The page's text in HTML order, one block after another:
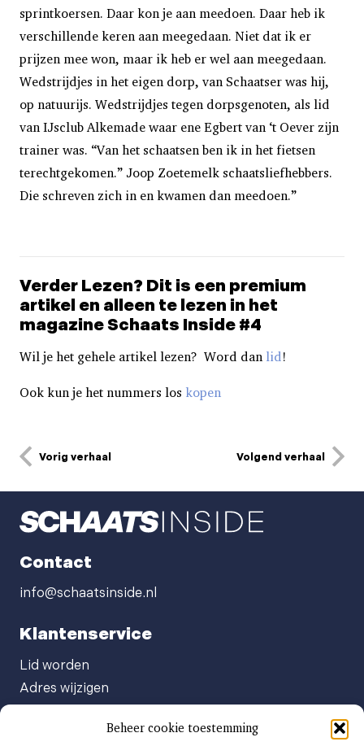
Beheer cookie toestemming
sprintkoersen. Daar kon je aan meedoen. Daar heb ik
verschillende keren aan meegedaan. Niet dat ik er
prijzen mee won, maar ik heb er wel aan meegedaan.
Wedstrijdjes in het eigen dorp, van Schaatser was hij,
op natuurijs. Wedstrijdjes tegen dorpsgenoten, als lid
van IJsclub Alkemade waar ene Egbert van ‘t Oever zijn
trainer was. “Van het schaatsen ben ik in het fietsen
terechtgekomen.” Joop Zoetemelk schaatsliefhebbers.
Die schreven zich in en kwamen dan meedoen.”
Verder Lezen? Dit is een premium
artikel en alleen te lezen in het
magazine Schaats Inside #4
Wil je het gehele artikel lezen? Word dan lid !
Ook kun je het nummers los kopen
Vorig verhaal Volgend verhaal
Contact
info@schaatsinside.nl
Klantenservice
Lid worden
Adres wijzigen
Abonnement opzeggen